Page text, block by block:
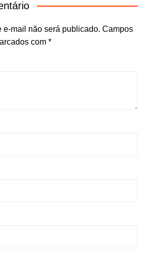
e-mail não será publicado. Campos
com *